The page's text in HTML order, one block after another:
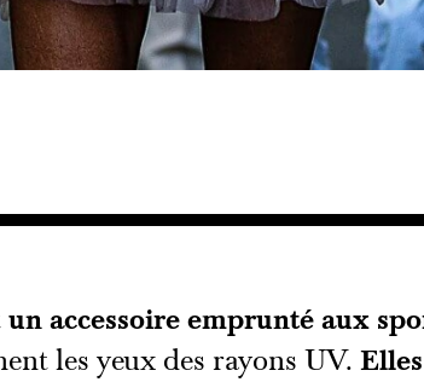
un accessoire emprunté aux
les yeux des rayons UV.